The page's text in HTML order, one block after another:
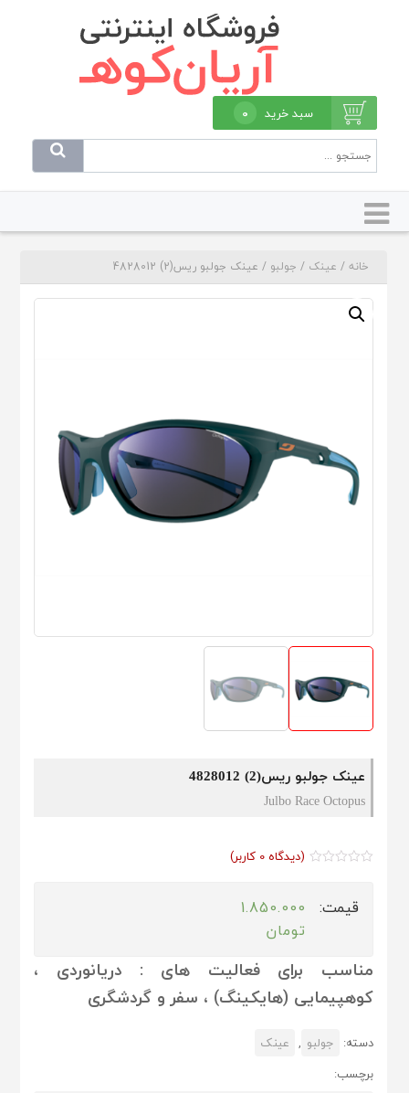
سبد خرید 0
خانه/ عینک / جولبو / عینک جولبو ریس(2) 4828012
عینک جولبو ریس(2) 4828012
Julbo Race Octopus
(دیدگاه 0 کاربر)
1.850.000
تومان
مناسب برای فعالیت های : دریانوردی ،
کوهپیمایی (هایکینگ) ، سفر و گردشگری
دسته: جولبو , عینک
برچسب: